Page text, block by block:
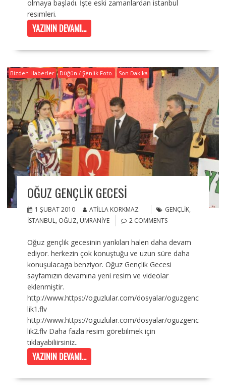
olmaya başladı. İşte eski zamanlardan istanbul
resimleri.
YAZININ DEVAMI...
Bizden Haberler Düğün / Şenlik Foto. Son Dakika
OĞUZ GENÇLIK GECESI
1 ŞUBAT 2010 ATILLA KORKMAZ GENÇLIK,
İSTANBUL, OĞUZ, ÜMRANIYE 2 COMMENTS
Oğuz gençlik gecesinin yankıları halen daha devam
ediyor. herkezin çok konuştuğu ve uzun süre daha
konuşulacaga benziyor. Oğuz Gençlik Gecesi
sayfamızın devamına yeni resim ve videolar
eklenmiştir.
http://www.https://oguzlular.com/dosyalar/oguzgenc
lik1.flv
http://www.https://oguzlular.com/dosyalar/oguzgenc
lik2.flv Daha fazla resim görebilmek için
tıklayabiliirsiniz..
YAZININ DEVAMI...